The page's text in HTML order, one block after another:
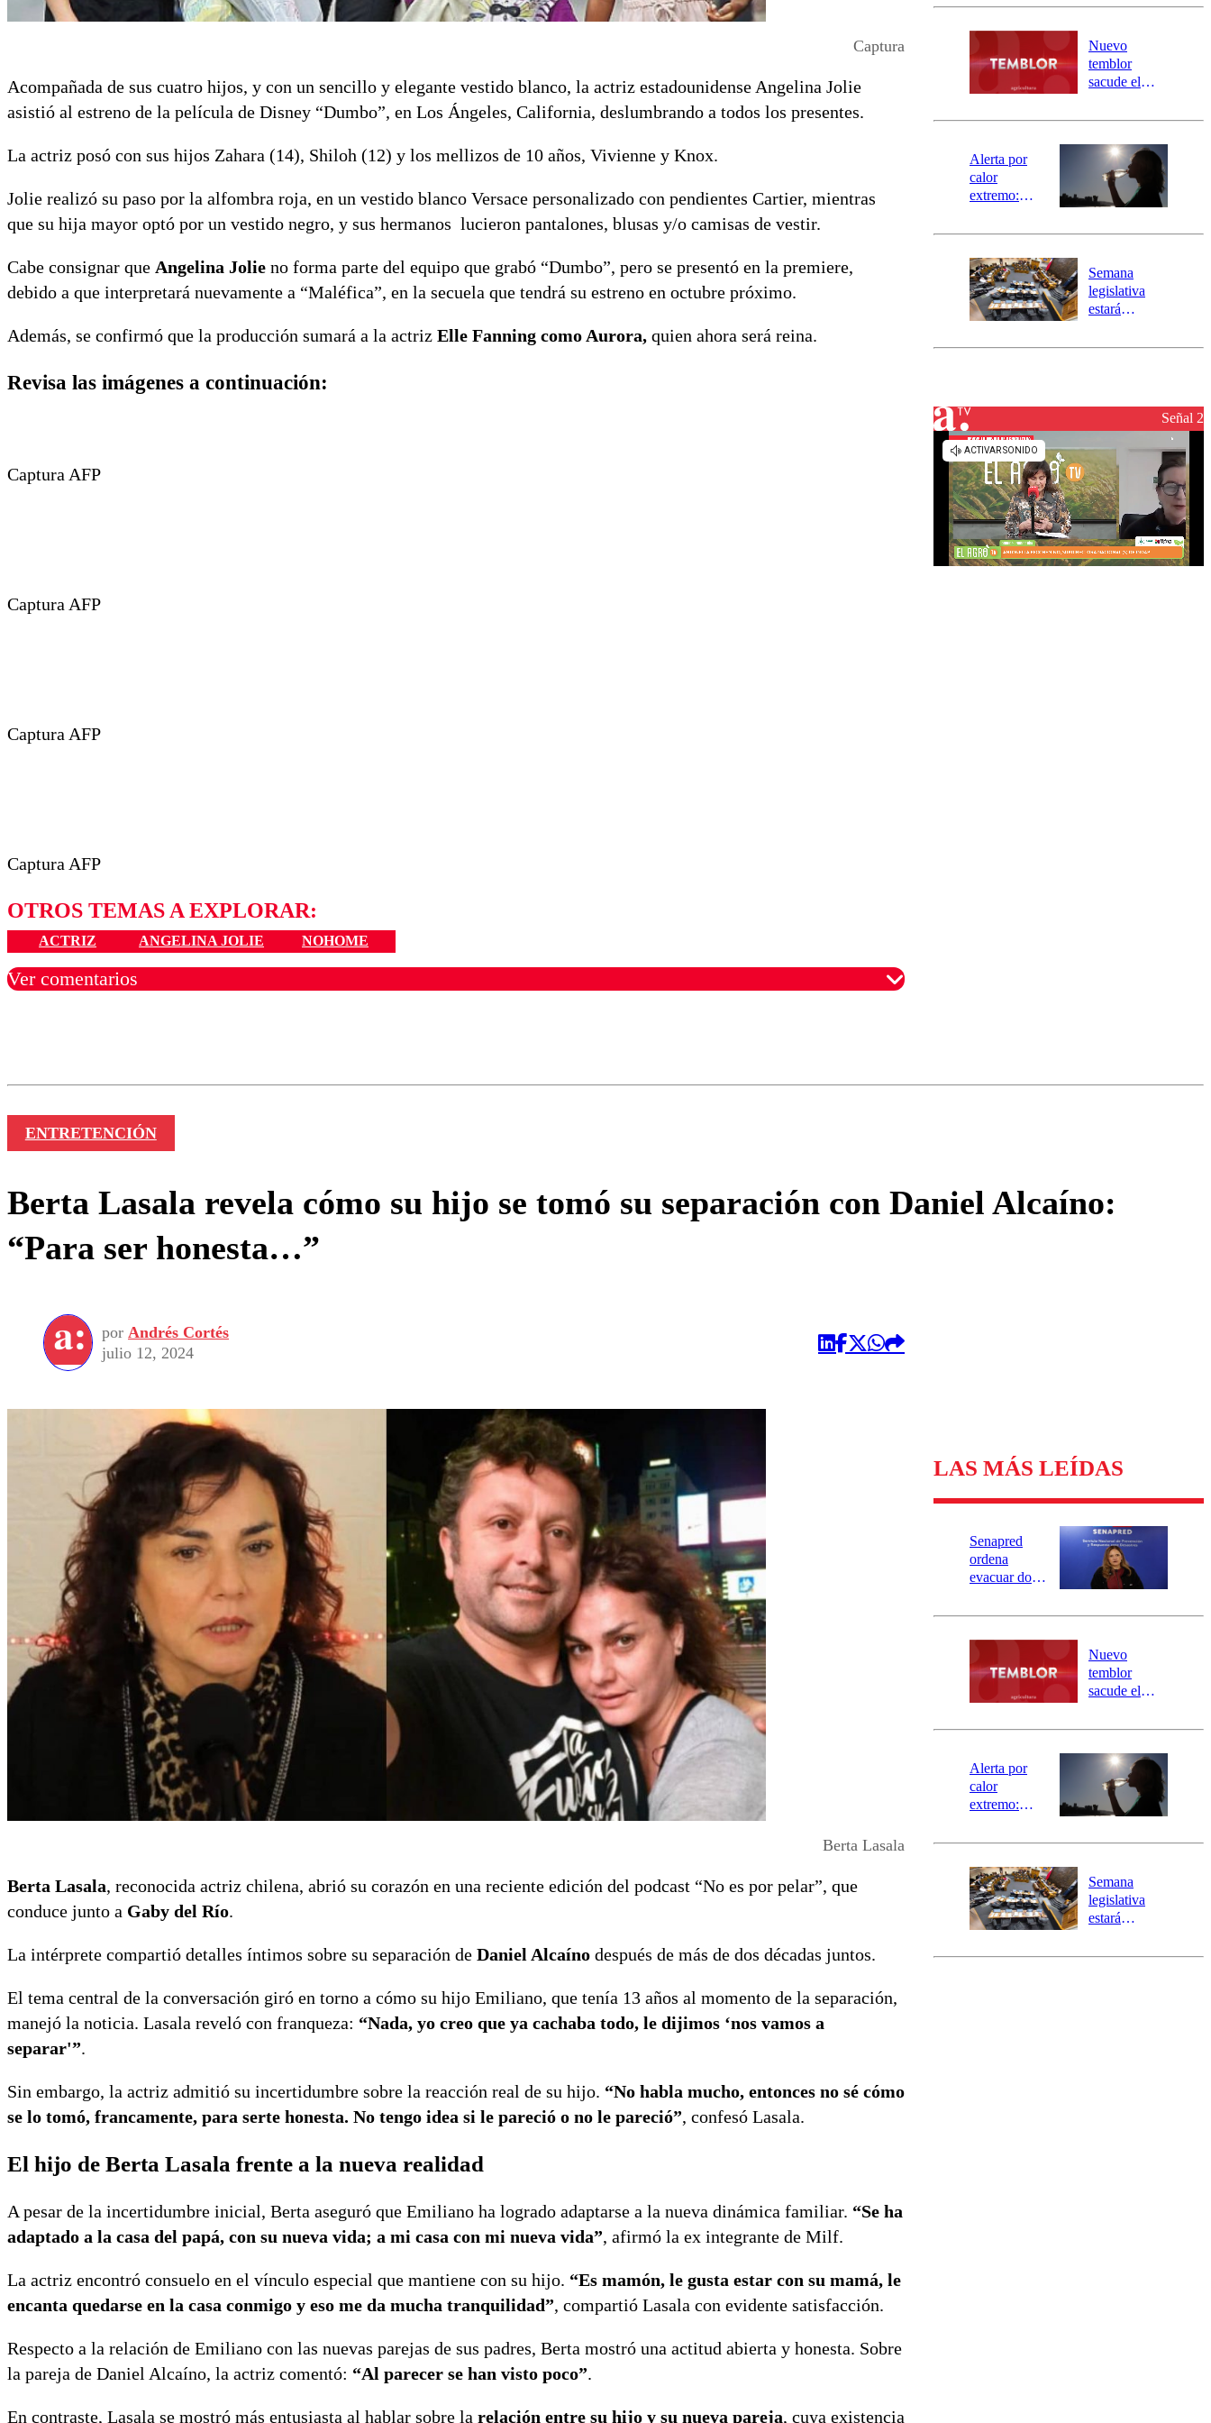
Captura
Acompañada de sus cuatro hijos, y con un sencillo y elegante vestido blanco, la actriz estadounidense Angelina Jolie
asistió al estreno de la película de Disney “Dumbo”, en Los Ángeles, California, deslumbrando a todos los presentes.
La actriz posó con sus hijos Zahara (14), Shiloh (12) y los mellizos de 10 años, Vivienne y Knox.
Jolie realizó su paso por la alfombra roja, en un vestido blanco Versace personalizado con pendientes Cartier, mientras
que su hija mayor optó por un vestido negro, y sus hermanos lucieron pantalones, blusas y/o camisas de vestir.
Cabe consignar que Angelina Jolie no forma parte del equipo que grabó “Dumbo”, pero se presentó en la premiere,
debido a que interpretará nuevamente a “Maléfica”, en la secuela que tendrá su estreno en octubre próximo.
Además, se confirmó que la producción sumará a la actriz Elle Fanning como Aurora, quien ahora será reina.
Revisa las imágenes a continuación:
Captura AFP
Captura AFP
Captura AFP
Captura AFP
OTROS TEMAS A EXPLORAR:
ACTRIZ ANGELINA JOLIE NOHOME
Ver comentarios
Carahue por
río Damas:
activa
mensajería
SAE
Nuevo
temblor
sacude el
revisa la
epicentro
Alerta por
calor
extremo:
activa Alerta
Preventiva en
tres comunas
Semana
legislativa
estará
el fin de la
reconstrucciónSeñal 2
ENTRETENCIÓN
Berta Lasala revela cómo su hijo se tomó su separación con Daniel Alcaíno:
“Para ser honesta…”
por Andrés Cortés
julio 12, 2024
Berta Lasala
Berta Lasala, reconocida actriz chilena, abrió su corazón en una reciente edición del podcast “No es por pelar”, que
conduce junto a Gaby del Río.
La intérprete compartió detalles íntimos sobre su separación de Daniel Alcaíno después de más de dos décadas juntos.
El tema central de la conversación giró en torno a cómo su hijo Emiliano, que tenía 13 años al momento de la separación,
manejó la noticia. Lasala reveló con franqueza: “Nada, yo creo que ya cachaba todo, le dijimos ‘nos vamos a
separar'”.
Sin embargo, la actriz admitió su incertidumbre sobre la reacción real de su hijo. “No habla mucho, entonces no sé cómo
se lo tomó, francamente, para serte honesta. No tengo idea si le pareció o no le pareció”, confesó Lasala.
El hijo de Berta Lasala frente a la nueva realidad
A pesar de la incertidumbre inicial, Berta aseguró que Emiliano ha logrado adaptarse a la nueva dinámica familiar. “Se ha
adaptado a la casa del papá, con su nueva vida; a mi casa con mi nueva vida”, afirmó la ex integrante de Milf.
La actriz encontró consuelo en el vínculo especial que mantiene con su hijo. “Es mamón, le gusta estar con su mamá, le
encanta quedarse en la casa conmigo y eso me da mucha tranquilidad”, compartió Lasala con evidente satisfacción.
Respecto a la relación de Emiliano con las nuevas parejas de sus padres, Berta mostró una actitud abierta y honesta. Sobre
la pareja de Daniel Alcaíno, la actriz comentó: “Al parecer se han visto poco”.
En contraste, Lasala se mostró más entusiasta al hablar sobre la relación entre su hijo y su nueva pareja, cuya existencia
LAS MÁS LEÍDAS
Senapred
ordena
evacuar dos
Carahue por
río Damas:
activa
mensajería
SAE
Nuevo
temblor
sacude el
revisa la
epicentro
Alerta por
calor
extremo:
activa Alerta
Preventiva en
tres comunas
Semana
legislativa
estará
el fin de la